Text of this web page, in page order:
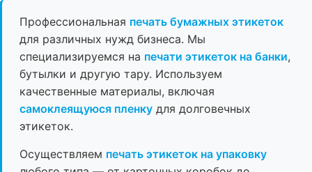
Профессиональная печать бумажных этикеток
для различных нужд бизнеса. Мы
специализируемся на печати этикеток на банки,
бутылки и другую тару. Используем
качественные материалы, включая
самоклеящуюся пленку для долговечных
этикеток.
Осуществляем печать этикеток на упаковку